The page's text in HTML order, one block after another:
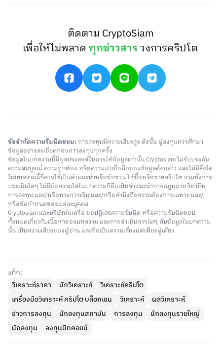
ติดตาม CryptoSiam
เพื่อให้ไม่พลาดทุกข่าวสารวงการคริปโต
ข้อจำกัดความรับผิดชอบ: การลงทุนมีความเสี่ยงสูง ดังนั้น ผู้ลงทุนควรศึกษา
ข้อมูลอย่างละเอียดก่อนการลงทุนทุกครั้ง
ข้อมูลในบทความนี้มีจุดประสงค์ในการให้ข้อมูลเท่านั้น Cryptosiam ไม่รับประกัน
ความสมบูรณ์ ความถูกต้อง หรือความน่าเชื่อถือของข้อมูลดังกล่าว และไม่มีสิ่งใด
ในบทความนี้ที่ควรใช้เป็นคำแนะนำหรือชักชวน ให้ซื้อหรือขายคริปโต รวมทั้งการ
ประเมินใดๆ ไม่มีข้อความใดในบทความที่ถือเป็นคำแนะนำทางกฎหมาย วิชาชีพ
การลงทุน และ/หรือทางการเงิน และ/หรือคำนึงถึงความต้องการเฉพาะ และ/
หรือข้อกำหนดของแต่ละบุคคล
Cryptosiam และบริษัทในเครือ ขอปฏิเสธความรับผิด หรือความรับผิดชอบ
ทั้งหมดเกี่ยวกับเนื้อหาของบทความ และการดำเนินการใดๆ กับข้อมูลในบทความ
นั้น เป็นความเสี่ยงของผู้อ่าน และถือเป็นความเสี่ยงแต่เพียงผู้เดียว
แท็ก:
วิเคราะห์ราคา
นักวิเคราะห์
วิเคราะห์คริปโต
เครื่องมือวิเคราะห์ คริปโต บล็อกเชน
วิเคราะห์
ผลวิเคราะห์
ข่าวการลงทุน
นักลงทุนสถาบัน การลงทุน
นักลงทุนรายใหญ่
นักลงทุน
ลงทุนบิทคอยน์